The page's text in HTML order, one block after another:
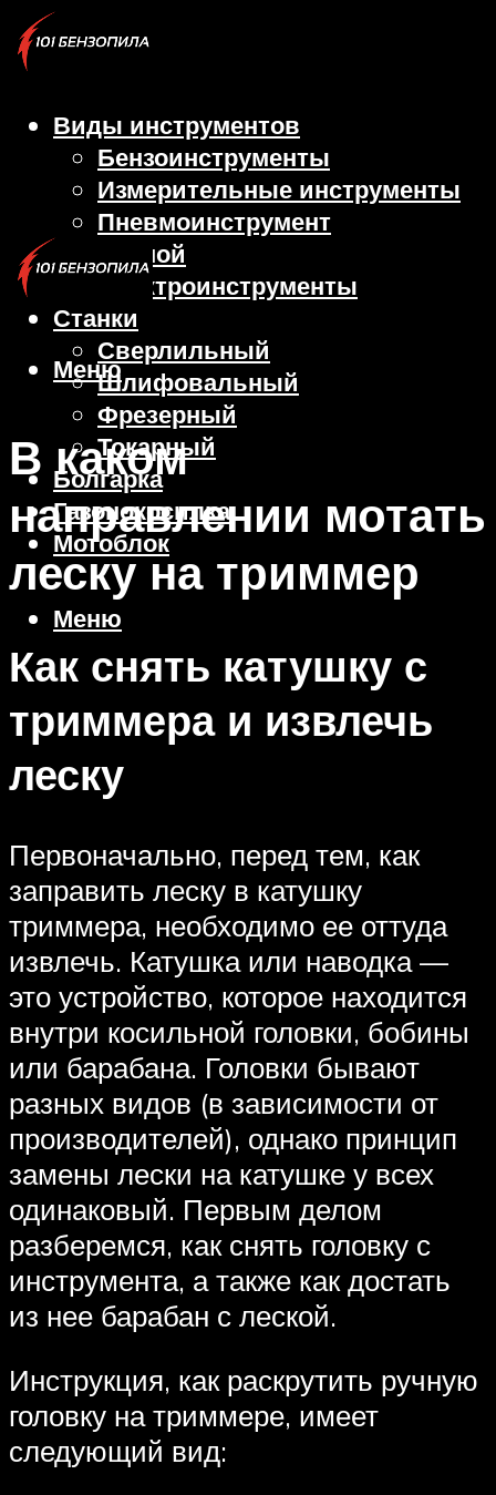
Виды инструментов
Бензоинструменты
Измерительные инструменты
Пневмоинструмент
Ручной
Электроинструменты
Станки
Сверлильный
Шлифовальный
Фрезерный
Токарный
Болгарка
Газонокосилка
Мотоблок
Меню
Меню
В каком
направлении мотать
леску на триммер
Как снять катушку с
триммера и извлечь
леску
Первоначально, перед тем, как
заправить леску в катушку
триммера, необходимо ее оттуда
извлечь. Катушка или наводка —
это устройство, которое находится
внутри косильной головки, бобины
или барабана. Головки бывают
разных видов (в зависимости от
производителей), однако принцип
замены лески на катушке у всех
одинаковый. Первым делом
разберемся, как снять головку с
инструмента, а также как достать
из нее барабан с леской.
Инструкция, как раскрутить ручную
головку на триммере, имеет
следующий вид: